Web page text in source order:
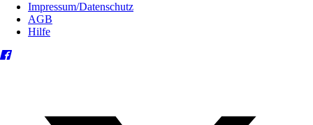
Impressum/Datenschutz
AGB
Hilfe